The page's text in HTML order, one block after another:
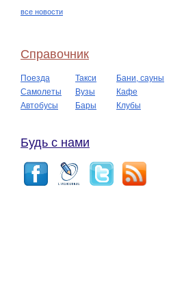
все новости
Справочник
Поезда Такси
Бани, сауны
Самолеты
Вузы
Кафе
Автобусы
Бары Клубы
Будь с нами